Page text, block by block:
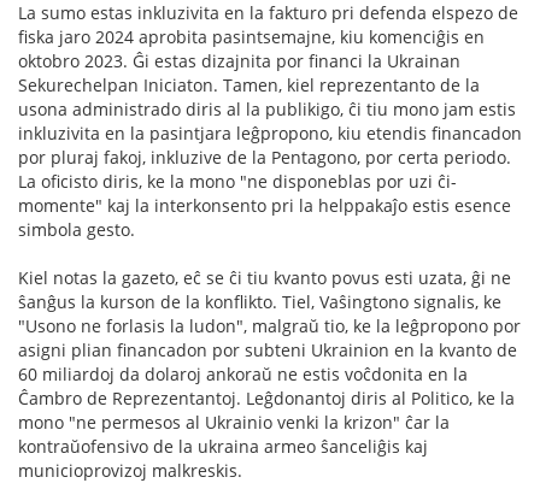
La sumo estas inkluzivita en la fakturo pri defenda elspezo de
fiska jaro 2024 aprobita pasintsemajne, kiu komenciĝis en
oktobro 2023. Ĝi estas dizajnita por financi la Ukrainan
Sekurechelpan Iniciaton. Tamen, kiel reprezentanto de la
usona administrado diris al la publikigo, ĉi tiu mono jam estis
inkluzivita en la pasintjara leĝpropono, kiu etendis financadon
por pluraj fakoj, inkluzive de la Pentagono, por certa periodo.
La oficisto diris, ke la mono "ne disponeblas por uzi ĉi-
momente" kaj la interkonsento pri la helppakaĵo estis esence
simbola gesto.
Kiel notas la gazeto, eĉ se ĉi tiu kvanto povus esti uzata, ĝi ne
ŝanĝus la kurson de la konflikto. Tiel, Vaŝingtono signalis, ke
"Usono ne forlasis la ludon", malgraŭ tio, ke la leĝpropono por
asigni plian financadon por subteni Ukrainion en la kvanto de
60 miliardoj da dolaroj ankoraŭ ne estis voĉdonita en la
Ĉambro de Reprezentantoj. Leĝdonantoj diris al Politico, ke la
mono "ne permesos al Ukrainio venki la krizon" ĉar la
kontraŭofensivo de la ukraina armeo ŝanceliĝis kaj
municioprovizoj malkreskis.